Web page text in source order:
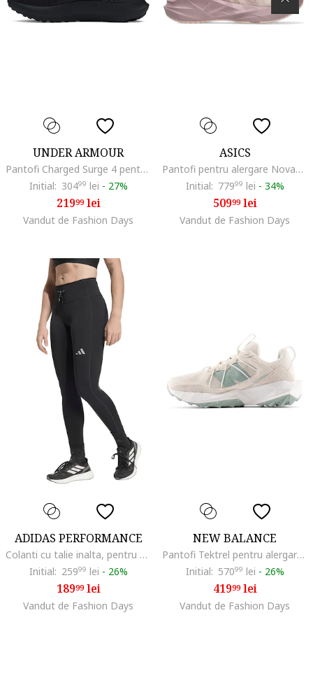
UNDER ARMOUR
Pantofi Charged Surge 4 pentru alergare, Negru
Initial: 30499 lei - 27%
21999lei
Vandut de Fashion Days
ASICS
Pantofi pentru alergare Novablast 5, Roz pastel/Piersica
Initial: 77999 lei - 34%
50999lei
Vandut de Fashion Days
ADIDAS PERFORMANCE
Colanti cu talie inalta, pentru alergare Essentials, Negru
Initial: 25999 lei - 26%
18999lei
Vandut de Fashion Days
NEW BALANCE
Pantofi Tektrel pentru alergare, Bej deschis/Verde sparanghel
Initial: 57099 lei - 26%
41999lei
Vandut de Fashion Days